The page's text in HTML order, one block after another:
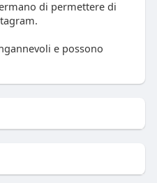
di permettere di
e possono